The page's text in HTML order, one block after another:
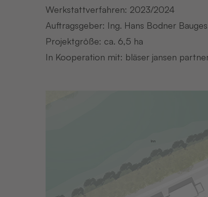
Werkstattverfahren: 2023/2024
Auftragsgeber: Ing. Hans Bodner
Projektgröße: ca. 6,5 ha
In Kooperation mit: bläser jansen